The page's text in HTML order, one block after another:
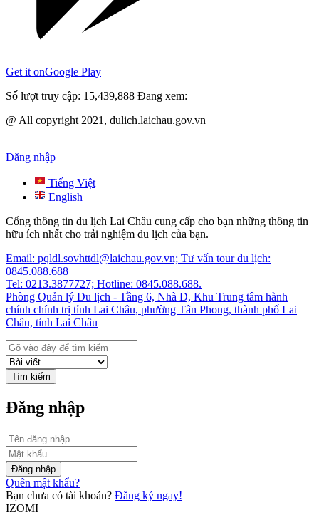
Get it onGoogle Play
Số lượt truy cập: 15,439,888 Đang xem:
@ All copyright 2021, dulich.laichau.gov.vn
Đăng nhập
Tiếng Việt
English
Cổng thông tin du lịch Lai Châu cung cấp cho bạn những thông tin
hữu ích nhất cho trải nghiệm du lịch của bạn.
Email: pqldl.sovhttdl@laichau.gov.vn; Tư vấn tour du lịch:
0845.088.688
Tel: 0213.3877727; Hotline: 0845.088.688.
Phòng Quản lý Du lịch - Tầng 6, Nhà D, Khu Trung tâm hành
chính chính trị tỉnh Lai Châu, phường Tân Phong, thành phố Lai
Châu, tỉnh Lai Châu
Tìm kiếm
Đăng nhập
Đăng nhập
Quên mật khẩu?
Bạn chưa có tài khoản? Đăng ký ngay!
IZOMI